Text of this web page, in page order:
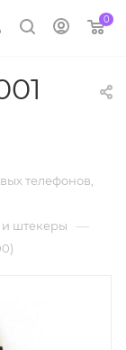
0
телефонов,
штекеры —